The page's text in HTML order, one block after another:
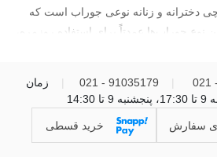
دخترانه و زنانه نوعی جوراب است که
نوع جوراب‌ها عمدتاً برای استفاده روزمره،
جوراب‌های معمولی است و به‌همین‌دلیل
از طرف ‌دیگر، بلندتر از جوراب
91035179 - 021
زمان
سفارش خرید قسطی